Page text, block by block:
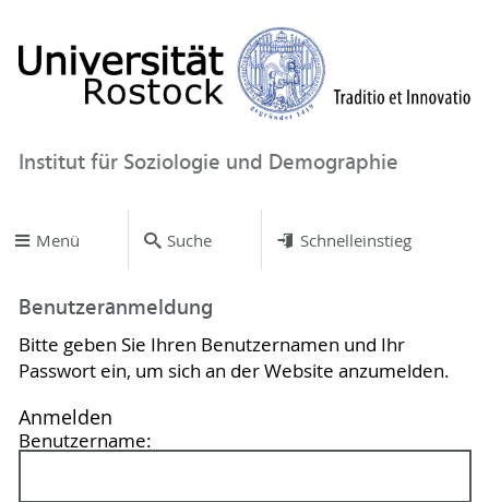
Institut für Soziologie und Demographie
Menü Suche Schnelleinstieg
Benutzeranmeldung
Bitte geben Sie Ihren Benutzernamen und Ihr
Passwort ein, um sich an der Website anzumelden.
Anmelden
Benutzername: